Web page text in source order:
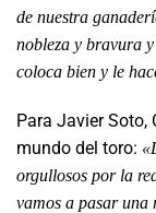
de nuestra
nobleza y bravura y
coloca bien y le
Para Javier Soto,
mundo del toro:
orgullosos por la
vamos a pasar una